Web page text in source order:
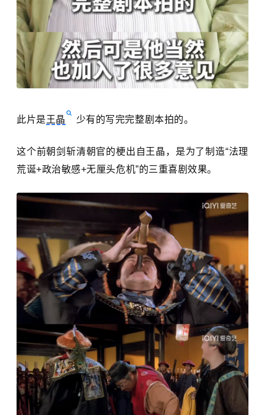
此片是 王晶 少有的写完完整剧本拍的。
这个前朝剑斩清朝官的梗出自王晶，是为了制造“法理
荒诞+政治敏感+无厘头危机”的三重喜剧效果。